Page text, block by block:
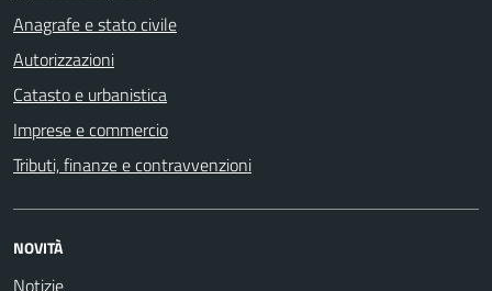
Anagrafe e stato civile
Autorizzazioni
Catasto e urbanistica
Imprese e commercio
Tributi, finanze e contravvenzioni
NOVITÀ
Notizie